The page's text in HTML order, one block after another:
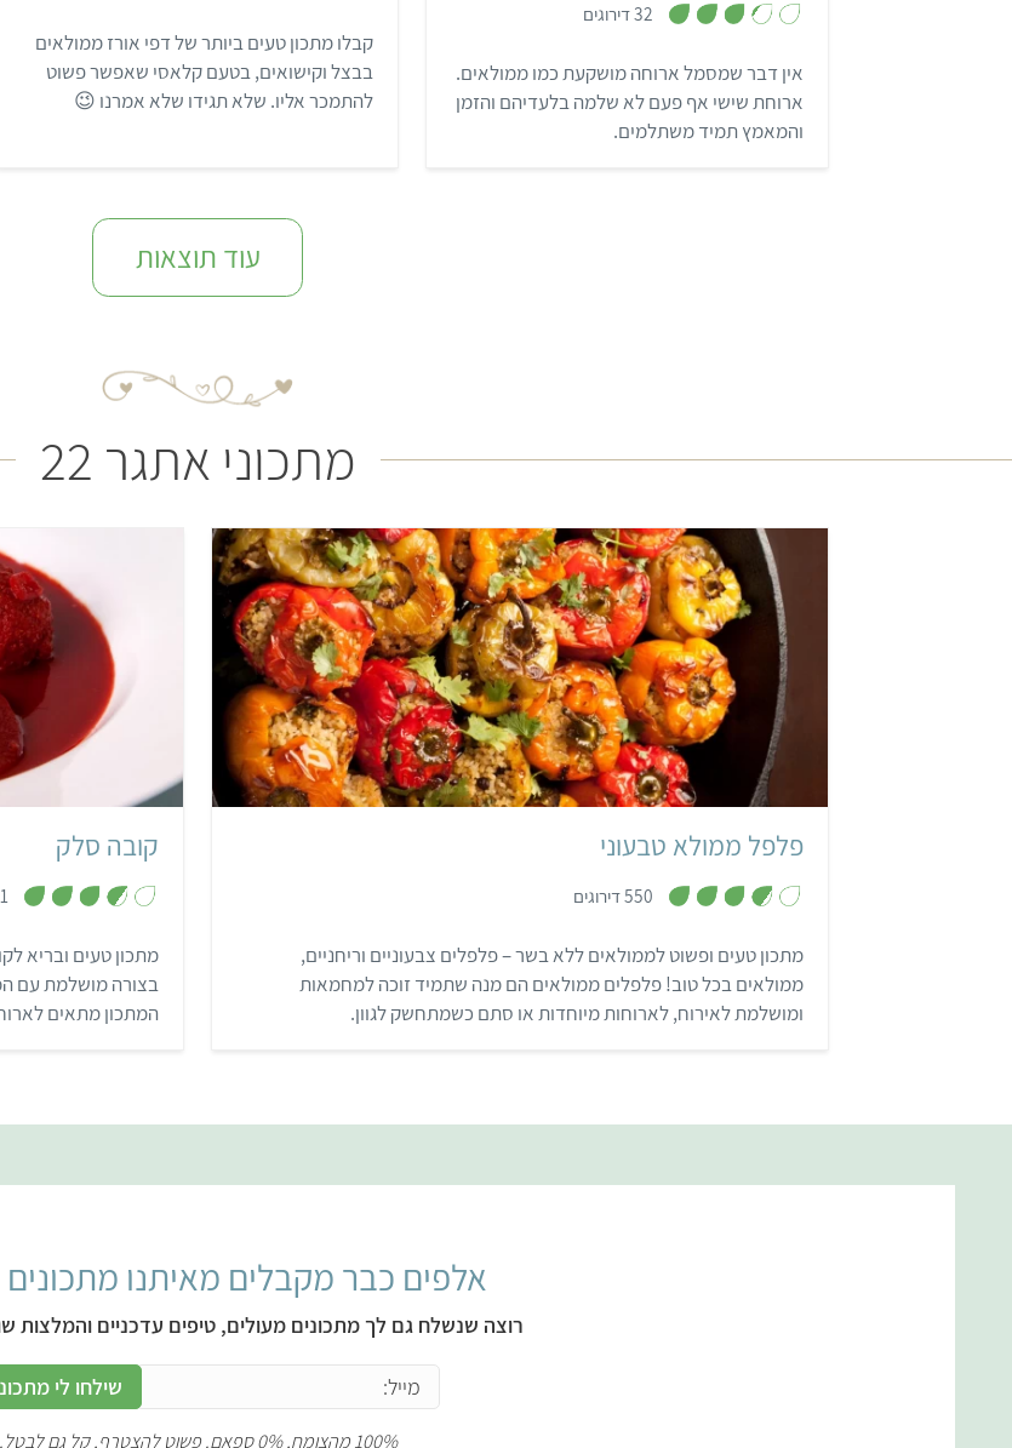
32 דירוגים
מ
ת
ו
אין דבר שמסמל ארוחה מושקעת כמו ממולאים.
ארוחת שישי אף פעם לא שלמה בלעדיהם והזמן
והמאמץ תמיד משתלמים.
מ
ו
ך
5
קבלו מתכון טעים ביותר של דפי אורז ממולאים
בבצל וקישואים, בטעם קלאסי שאפשר פשוט
להתמכר אליו. שלא תגידו שלא אמרנו 😉
עוד תוצאות
מתכוני אתגר 22
בינוני שעה ו-20 דקות 6 פלפלים ממולאים
פלפל ממולא טבעוני
550 דירוגים
מ
ו
ך
5
מתכון טעים ופשוט לממולאים ללא בשר – פלפלים צבעוניים וריחניים,
ממולאים בכל טוב! פלפלים ממולאים הם מנה שתמיד זוכה למחמאות
ומושלמת לאירוח, לארוחות מיוחדות או סתם כשמתחשק לגוון.
קשה
קובה סלק
מתכון טעים ובריא
בצורה מושלמת עם
המתכון מתאים
אלפים כבר מקבלים מאיתנו
רוצה שנשלח גם לך מתכונים מעולים, טיפים עדכניים והמלצות
שילחו לי
100% מהצומח, 0% ספאם. פשוט להצטרף, קל גם לבטל.